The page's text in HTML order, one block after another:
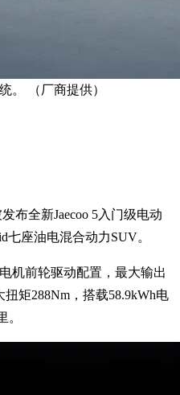
。 （厂商提供）
布全新Jaecoo 5入门级电动
七座油电混合动力SUV。
机前轮驱动配置，最大输出
矩288Nm，搭载58.9kWh电
。